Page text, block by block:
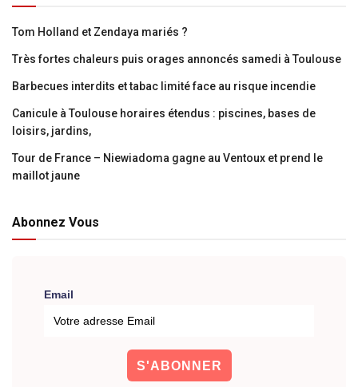
Tom Holland et Zendaya mariés ?
Très fortes chaleurs puis orages annoncés samedi à Toulouse
Barbecues interdits et tabac limité face au risque incendie
Canicule à Toulouse horaires étendus : piscines, bases de
loisirs, jardins,
Tour de France – Niewiadoma gagne au Ventoux et prend le
maillot jaune
Abonnez Vous
Email